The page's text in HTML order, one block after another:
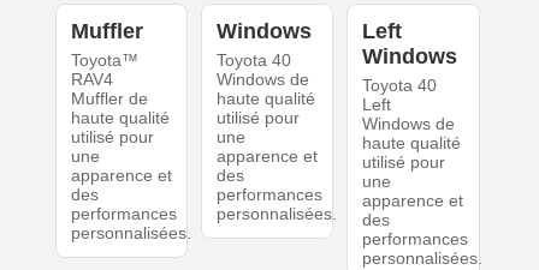
Muffler
Toyota™
RAV4
Muffler de
haute qualité
utilisé pour
une
apparence et
des
performances
personnalisées.
Windows
Toyota 40
Windows de
haute qualité
utilisé pour
une
apparence et
des
performances
personnalisées.
Left
Windows
Toyota 40
Left
Windows de
haute qualité
utilisé pour
une
apparence et
des
performances
personnalisées.